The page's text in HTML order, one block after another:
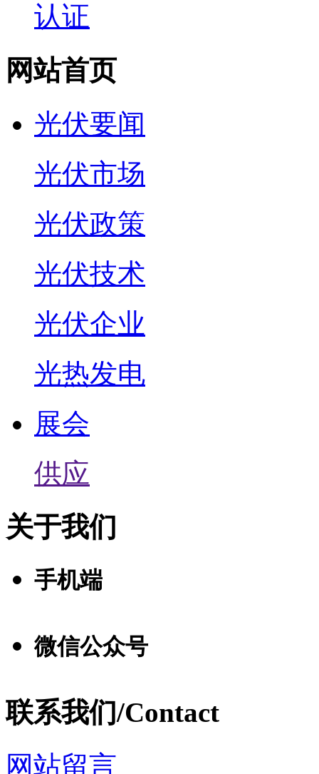
认证
网站首页
光伏要闻
光伏市场
光伏政策
光伏技术
光伏企业
光热发电
展会
供应
关于我们
手机端
微信公众号
联系我们/Contact
网站留言